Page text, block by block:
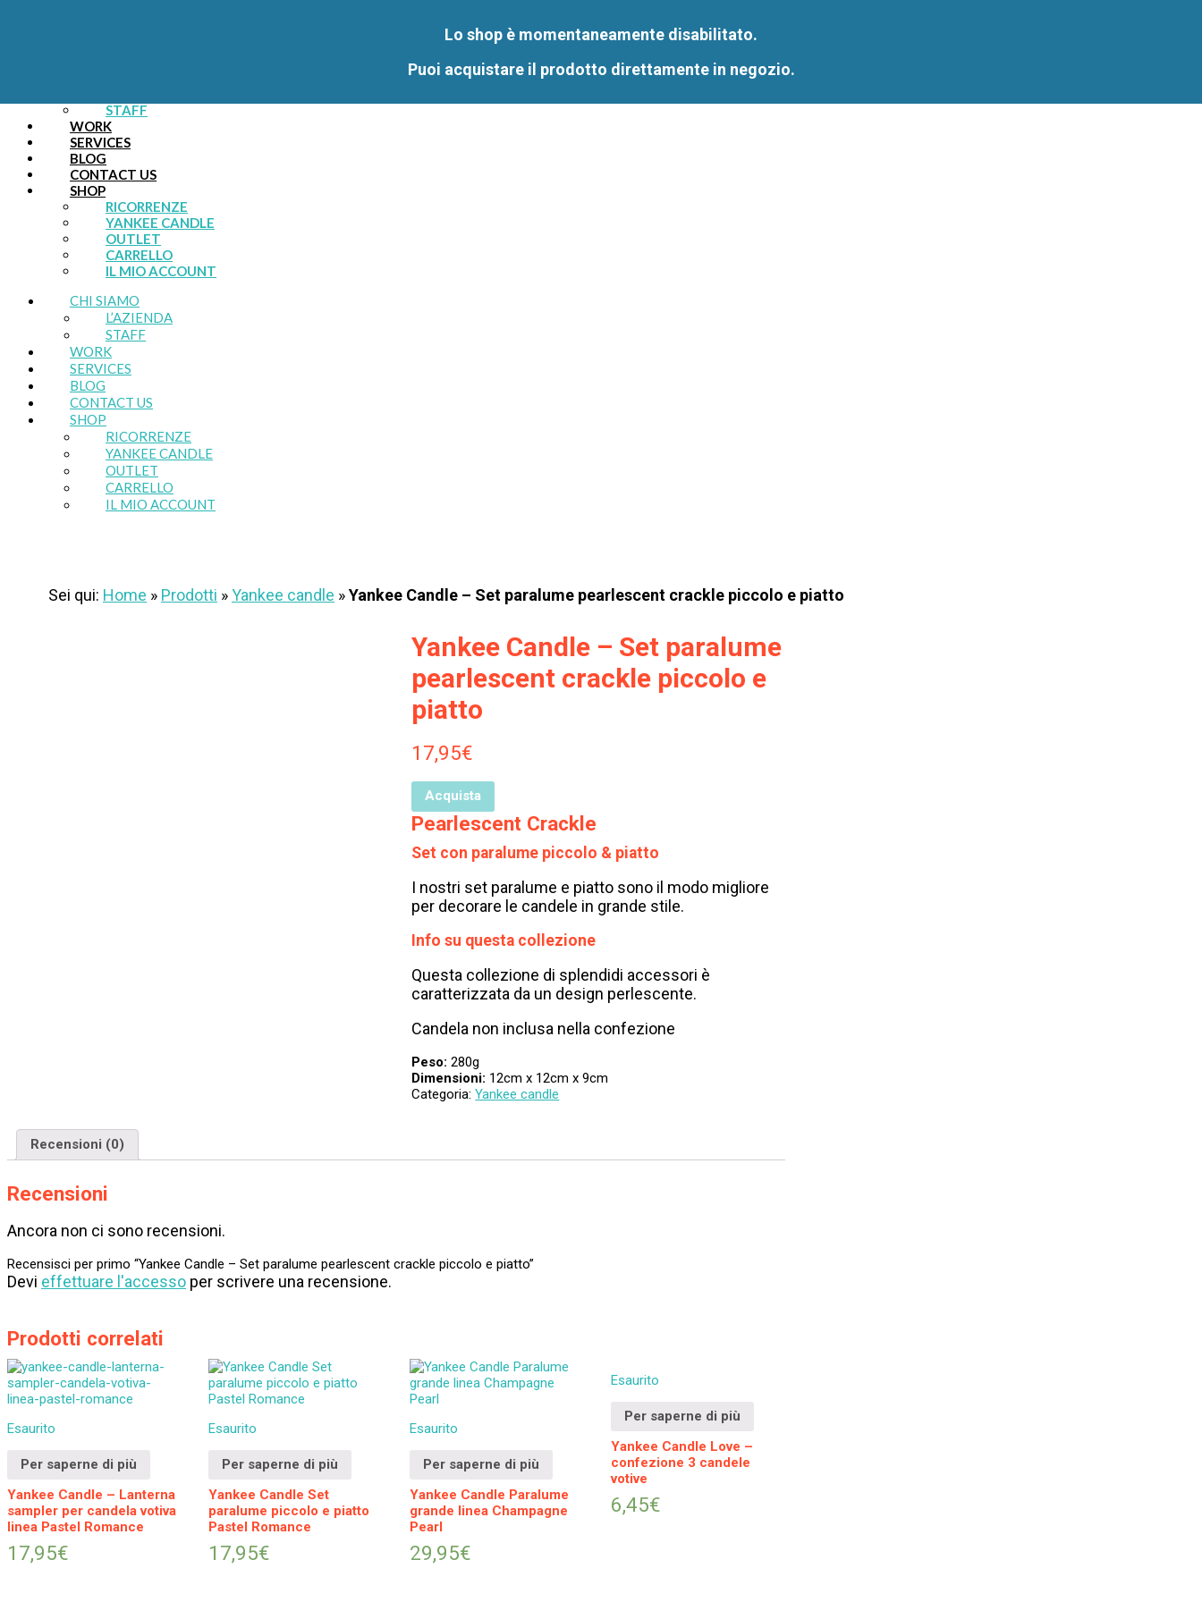
STAFF
WORK
SERVICES
BLOG
CONTACT US
SHOP
RICORRENZE
YANKEE CANDLE
OUTLET
CARRELLO
IL MIO ACCOUNT
CHI SIAMO
L’AZIENDA
STAFF
WORK
SERVICES
BLOG
CONTACT US
SHOP
RICORRENZE
YANKEE CANDLE
OUTLET
CARRELLO
IL MIO ACCOUNT
Sei qui: Home » Prodotti »Yankee candle »Yankee Candle – Set paralume pearlescent crackle piccolo e piatto
Yankee Candle – Set paralume
pearlescent crackle piccolo e
piatto
17,95€
Acquista
Pearlescent Crackle
Set con paralume piccolo & piatto
I nostri set paralume e piatto sono il modo migliore
per decorare le candele in grande stile.
Info su questa collezione
Questa collezione di splendidi accessori è
caratterizzata da un design perlescente.
Candela non inclusa nella confezione
Peso: 280g
Dimensioni: 12cm x 12cm x 9cm
Categoria:Yankee candle
Recensioni (0)
Recensioni
Ancora non ci sono recensioni.
Recensisci per primo “Yankee Candle – Set paralume pearlescent crackle piccolo e piatto”
Devi effettuare l'accesso per scrivere una recensione.
Prodotti correlati
Esaurito
Per saperne di più
Yankee Candle – Lanterna
sampler per candela votiva
linea Pastel Romance
17,95€
Esaurito
Per saperne di più
Yankee Candle Set
paralume piccolo e piatto
Pastel Romance
17,95€
Esaurito
Per saperne di più
Yankee Candle Paralume
grande linea Champagne
Pearl
29,95€
Esaurito
Per saperne di più
Yankee Candle Love –
confezione 3 candele
votive
6,45€
Lo shop è momentaneamente disabilitato.
Puoi acquistare il prodotto direttamente in negozio.